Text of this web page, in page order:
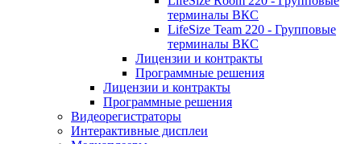
терминалы ВКС
LifeSize Team 220 - Групповые
терминалы ВКС
Лицензии и контракты
Программные решения
Лицензии и контракты
Программные решения
Видеорегистраторы
Интерактивные дисплеи